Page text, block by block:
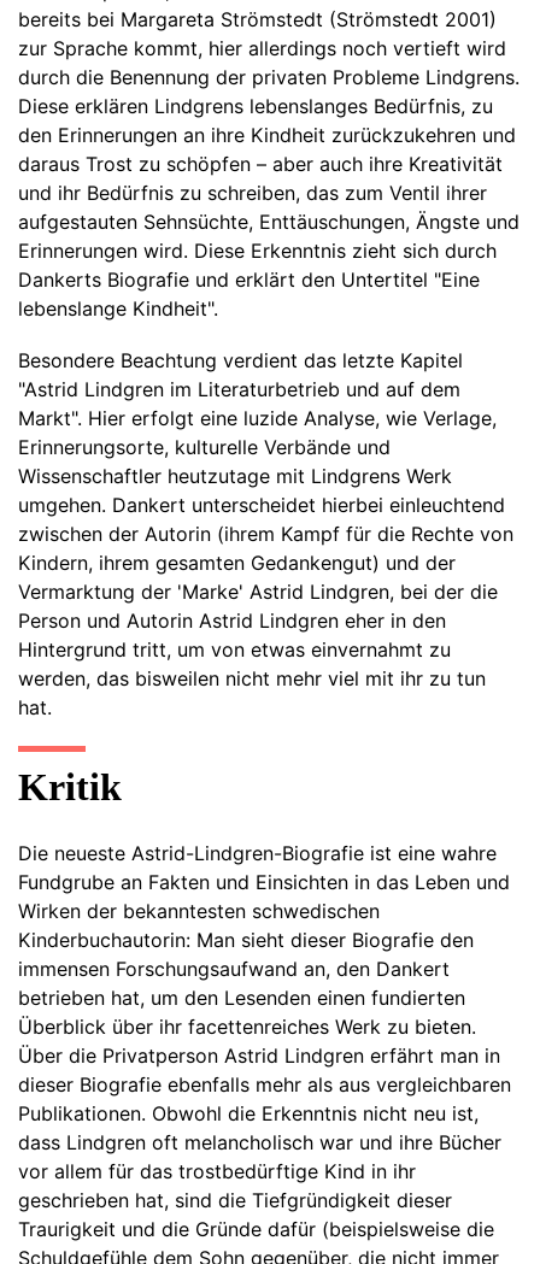
bereits bei Margareta Strömstedt (Strömstedt 2001)
zur Sprache kommt, hier allerdings noch vertieft wird
durch die Benennung der privaten Probleme Lindgrens.
Diese erklären Lindgrens lebenslanges Bedürfnis, zu
den Erinnerungen an ihre Kindheit zurückzukehren und
daraus Trost zu schöpfen – aber auch ihre Kreativität
und ihr Bedürfnis zu schreiben, das zum Ventil ihrer
aufgestauten Sehnsüchte, Enttäuschungen, Ängste und
Erinnerungen wird. Diese Erkenntnis zieht sich durch
Dankerts Biografie und erklärt den Untertitel "Eine
lebenslange Kindheit".
Besondere Beachtung verdient das letzte Kapitel
"Astrid Lindgren im Literaturbetrieb und auf dem
Markt". Hier erfolgt eine luzide Analyse, wie Verlage,
Erinnerungsorte, kulturelle Verbände und
Wissenschaftler heutzutage mit Lindgrens Werk
umgehen. Dankert unterscheidet hierbei einleuchtend
zwischen der Autorin (ihrem Kampf für die Rechte von
Kindern, ihrem gesamten Gedankengut) und der
Vermarktung der 'Marke' Astrid Lindgren, bei der die
Person und Autorin Astrid Lindgren eher in den
Hintergrund tritt, um von etwas einvernahmt zu
werden, das bisweilen nicht mehr viel mit ihr zu tun
hat.
Kritik
Die neueste Astrid-Lindgren-Biografie ist eine wahre
Fundgrube an Fakten und Einsichten in das Leben und
Wirken der bekanntesten schwedischen
Kinderbuchautorin: Man sieht dieser Biografie den
immensen Forschungsaufwand an, den Dankert
betrieben hat, um den Lesenden einen fundierten
Überblick über ihr facettenreiches Werk zu bieten.
Über die Privatperson Astrid Lindgren erfährt man in
dieser Biografie ebenfalls mehr als aus vergleichbaren
Publikationen. Obwohl die Erkenntnis nicht neu ist,
dass Lindgren oft melancholisch war und ihre Bücher
vor allem für das trostbedürftige Kind in ihr
geschrieben hat, sind die Tiefgründigkeit dieser
Traurigkeit und die Gründe dafür (beispielsweise die
Schuldgefühle dem Sohn gegenüber, die nicht immer